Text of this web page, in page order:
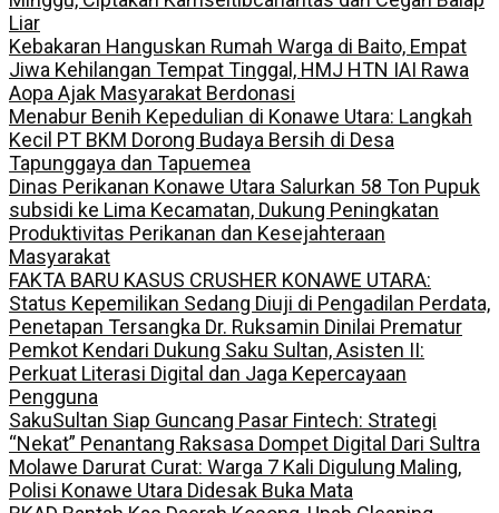
Liar
Kebakaran Hanguskan Rumah Warga di Baito, Empat
Jiwa Kehilangan Tempat Tinggal, HMJ HTN IAI Rawa
Aopa Ajak Masyarakat Berdonasi
Menabur Benih Kepedulian di Konawe Utara: Langkah
Kecil PT BKM Dorong Budaya Bersih di Desa
Tapunggaya dan Tapuemea
Dinas Perikanan Konawe Utara Salurkan 58 Ton Pupuk
subsidi ke Lima Kecamatan, Dukung Peningkatan
Produktivitas Perikanan dan Kesejahteraan
Masyarakat
FAKTA BARU KASUS CRUSHER KONAWE UTARA:
Status Kepemilikan Sedang Diuji di Pengadilan Perdata,
Penetapan Tersangka Dr. Ruksamin Dinilai Prematur
Pemkot Kendari Dukung Saku Sultan, Asisten II:
Perkuat Literasi Digital dan Jaga Kepercayaan
Pengguna
SakuSultan Siap Guncang Pasar Fintech: Strategi
“Nekat” Penantang Raksasa Dompet Digital Dari Sultra
Molawe Darurat Curat: Warga 7 Kali Digulung Maling,
Polisi Konawe Utara Didesak Buka Mata